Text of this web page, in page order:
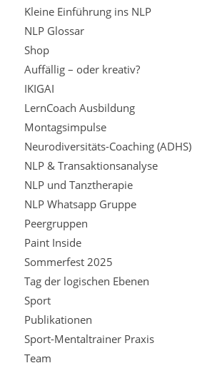
Kleine Einführung ins NLP
NLP Glossar
Shop
Auffällig – oder kreativ?
IKIGAI
LernCoach Ausbildung
Montagsimpulse
Neurodiversitäts-Coaching (ADHS)
NLP & Transaktionsanalyse
NLP und Tanztherapie
NLP Whatsapp Gruppe
Peergruppen
Paint Inside
Sommerfest 2025
Tag der logischen Ebenen
Sport
Publikationen
Sport-Mentaltrainer Praxis
Team